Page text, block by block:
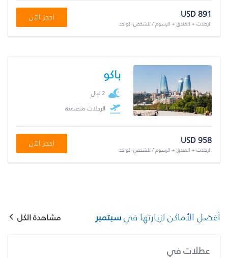
USD 891
الرحلات + الفندق + الرسوم / للشخص الواحد
احجز الآن
باكو
2 ليال
الرحلات متضمنة
USD 958
الرحلات + الفندق + الرسوم / للشخص الواحد
احجز الآن
أفضل الأماكن لزيارتها فيسبتمبر مشاهدة الكل
عطلات في